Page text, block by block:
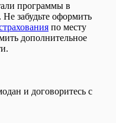
программы в
забудьте оформить
по месту
дополнительное
и договоритесь с